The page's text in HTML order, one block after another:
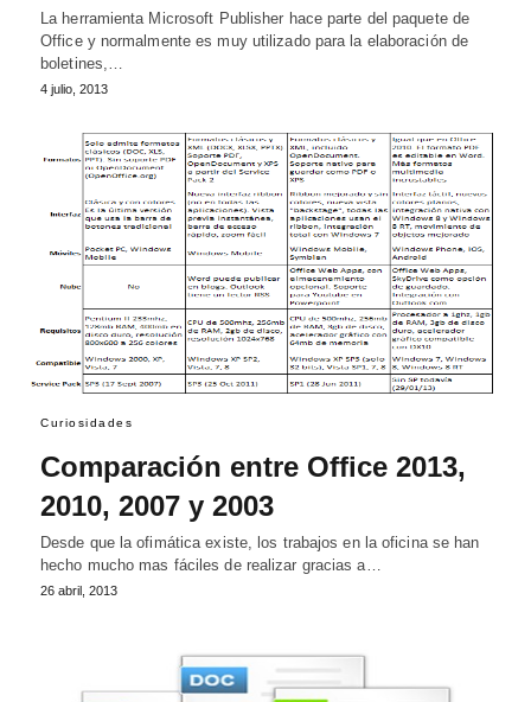
La herramienta Microsoft Publisher hace parte del paquete de
Office y normalmente es muy utilizado para la elaboración de
boletines,…
4 julio, 2013
Curiosidades
Comparación entre Office 2013,
2010, 2007 y 2003
Desde que la ofimática existe, los trabajos en la oficina se han
hecho mucho mas fáciles de realizar gracias a…
26 abril, 2013